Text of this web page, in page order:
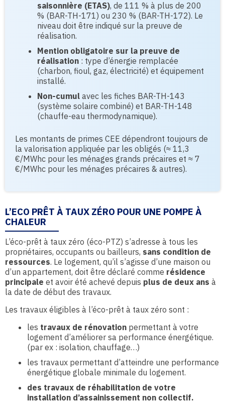
saisonnière (ETAS), de 111 % à plus de 200
% (BAR-TH-171) ou 230 % (BAR-TH-172). Le
niveau doit être indiqué sur la preuve de
réalisation.
Mention obligatoire sur la preuve de
réalisation : type d’énergie remplacée
(charbon, fioul, gaz, électricité) et équipement
installé.
Non-cumul avec les fiches BAR-TH-143
(système solaire combiné) et BAR-TH-148
(chauffe-eau thermodynamique).
Les montants de primes CEE dépendront toujours de
la valorisation appliquée par les obligés (≈ 11,3
€/MWhc pour les ménages grands précaires et ≈ 7
€/MWhc pour les ménages précaires & autres).
L’ECO PRÊT À TAUX ZÉRO POUR UNE POMPE À
CHALEUR
L’éco-prêt à taux zéro (éco-PTZ) s’adresse à tous les
propriétaires, occupants ou bailleurs, sans condition de
ressources. Le logement, qu’il s’agisse d’une maison ou
d’un appartement, doit être déclaré comme résidence
principale et avoir été achevé depuis plus de deux ans à
la date de début des travaux.
Les travaux éligibles à l’éco-prêt à taux zéro sont :
les travaux de rénovation permettant à votre
logement d’améliorer sa performance énergétique.
(par ex : isolation, chauffage…)
les travaux permettant d’atteindre une performance
énergétique globale minimale du logement.
des travaux de réhabilitation de votre
installation d’assainissement non collectif.